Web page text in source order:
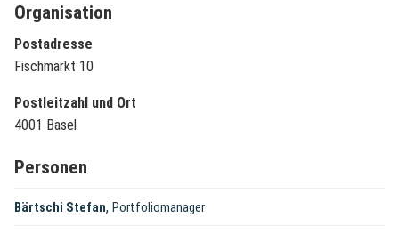
Organisation
Postadresse
Fischmarkt 10
Postleitzahl und Ort
4001 Basel
Personen
Bärtschi Stefan, Portfoliomanager